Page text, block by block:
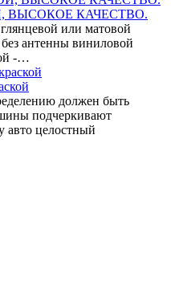
КАЧЕСТВО.
или матовой
антенны виниловой
-…
должен быть
подчеркивают
авто целостный